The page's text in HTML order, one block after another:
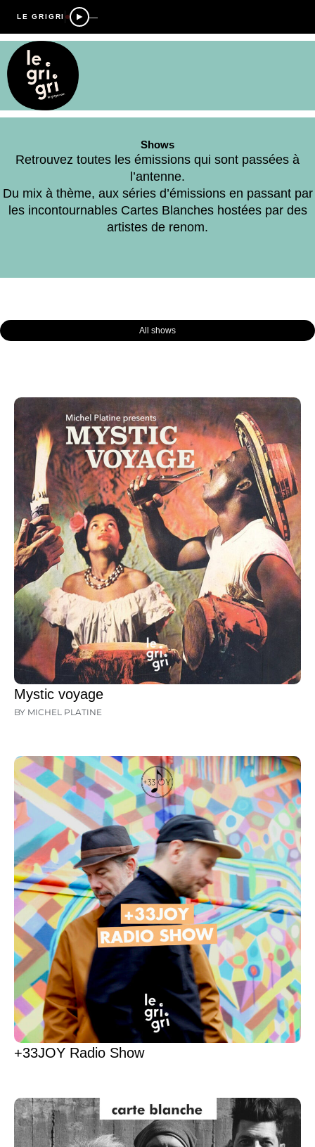
LE GRIGRI —
Shows
Retrouvez toutes les émissions qui sont passées à
l’antenne.
Du mix à thème, aux séries d’émissions en passant par
les incontournables Cartes Blanches hostées par des
artistes de renom.
All shows
Mystic voyage
BY MICHEL PLATINE
+33JOY Radio Show
PagePagePagePagePage Page